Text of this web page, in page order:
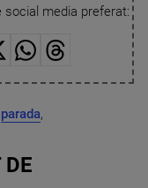
media preferat:
parada,